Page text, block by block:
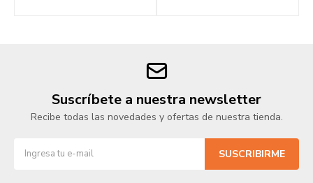
Suscríbete a nuestra newsletter
Recibe todas las novedades y ofertas de nuestra tienda.
SUSCRIBIRME